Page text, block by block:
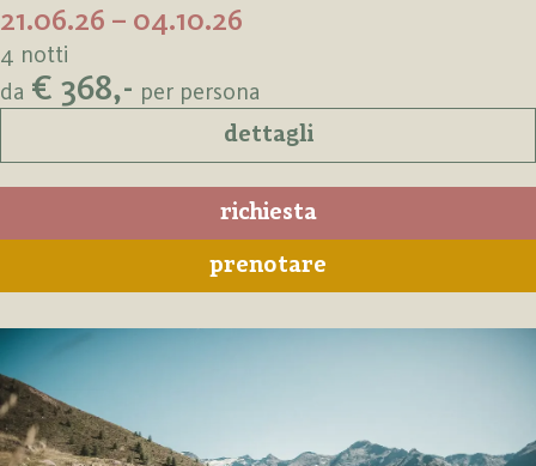
21.06.26 – 04.10.26
4 notti
da € 368,- per persona
dettagli
richiesta
prenotare